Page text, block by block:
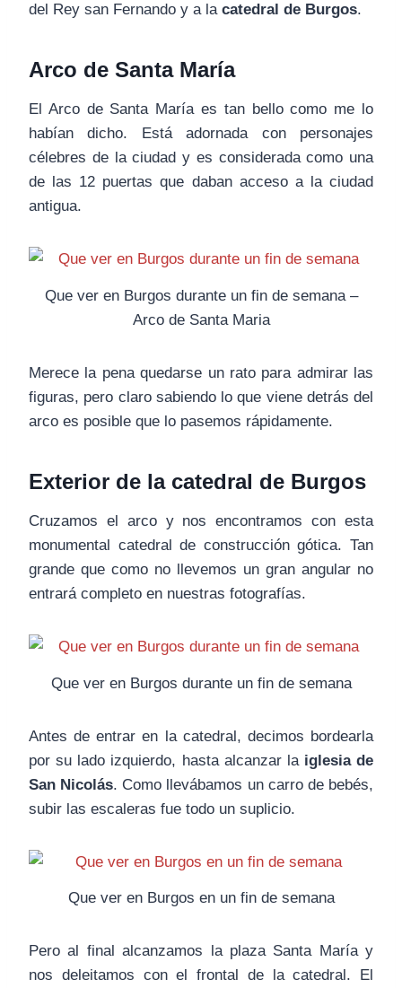
del Rey san Fernando y a la catedral de Burgos.
Arco de Santa María
El Arco de Santa María es tan bello como me lo
habían dicho. Está adornada con personajes
célebres de la ciudad y es considerada como una
de las 12 puertas que daban acceso a la ciudad
antigua.
Que ver en Burgos durante un fin de semana –
Arco de Santa Maria
Merece la pena quedarse un rato para admirar las
figuras, pero claro sabiendo lo que viene detrás del
arco es posible que lo pasemos rápidamente.
Exterior de la catedral de Burgos
Cruzamos el arco y nos encontramos con esta
monumental catedral de construcción gótica. Tan
grande que como no llevemos un gran angular no
entrará completo en nuestras fotografías.
Que ver en Burgos durante un fin de semana
Antes de entrar en la catedral, decimos bordearla
por su lado izquierdo, hasta alcanzar la iglesia de
San Nicolás. Como llevábamos un carro de bebés,
subir las escaleras fue todo un suplicio.
Que ver en Burgos en un fin de semana
Pero al final alcanzamos la plaza Santa María y
nos deleitamos con el frontal de la catedral. El